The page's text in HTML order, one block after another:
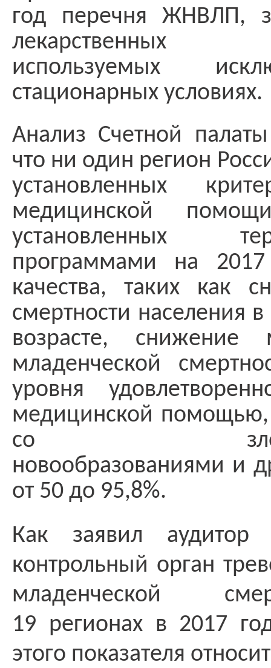
год перечня ЖНВЛП,
лекарственных
используемых
стационарных условиях.
Анализ Счетной
что ни один регион
установленных
медицинской
установленных
программами на 2017
качества, таких как
смертности населения
возрасте, снижение
младенческой
уровня
медицинской помощью,
со
новообразованиями и
от 50 до 95,8%.
Как заявил
контрольный орган
младенческой
19 регионах в 2017
этого показателя